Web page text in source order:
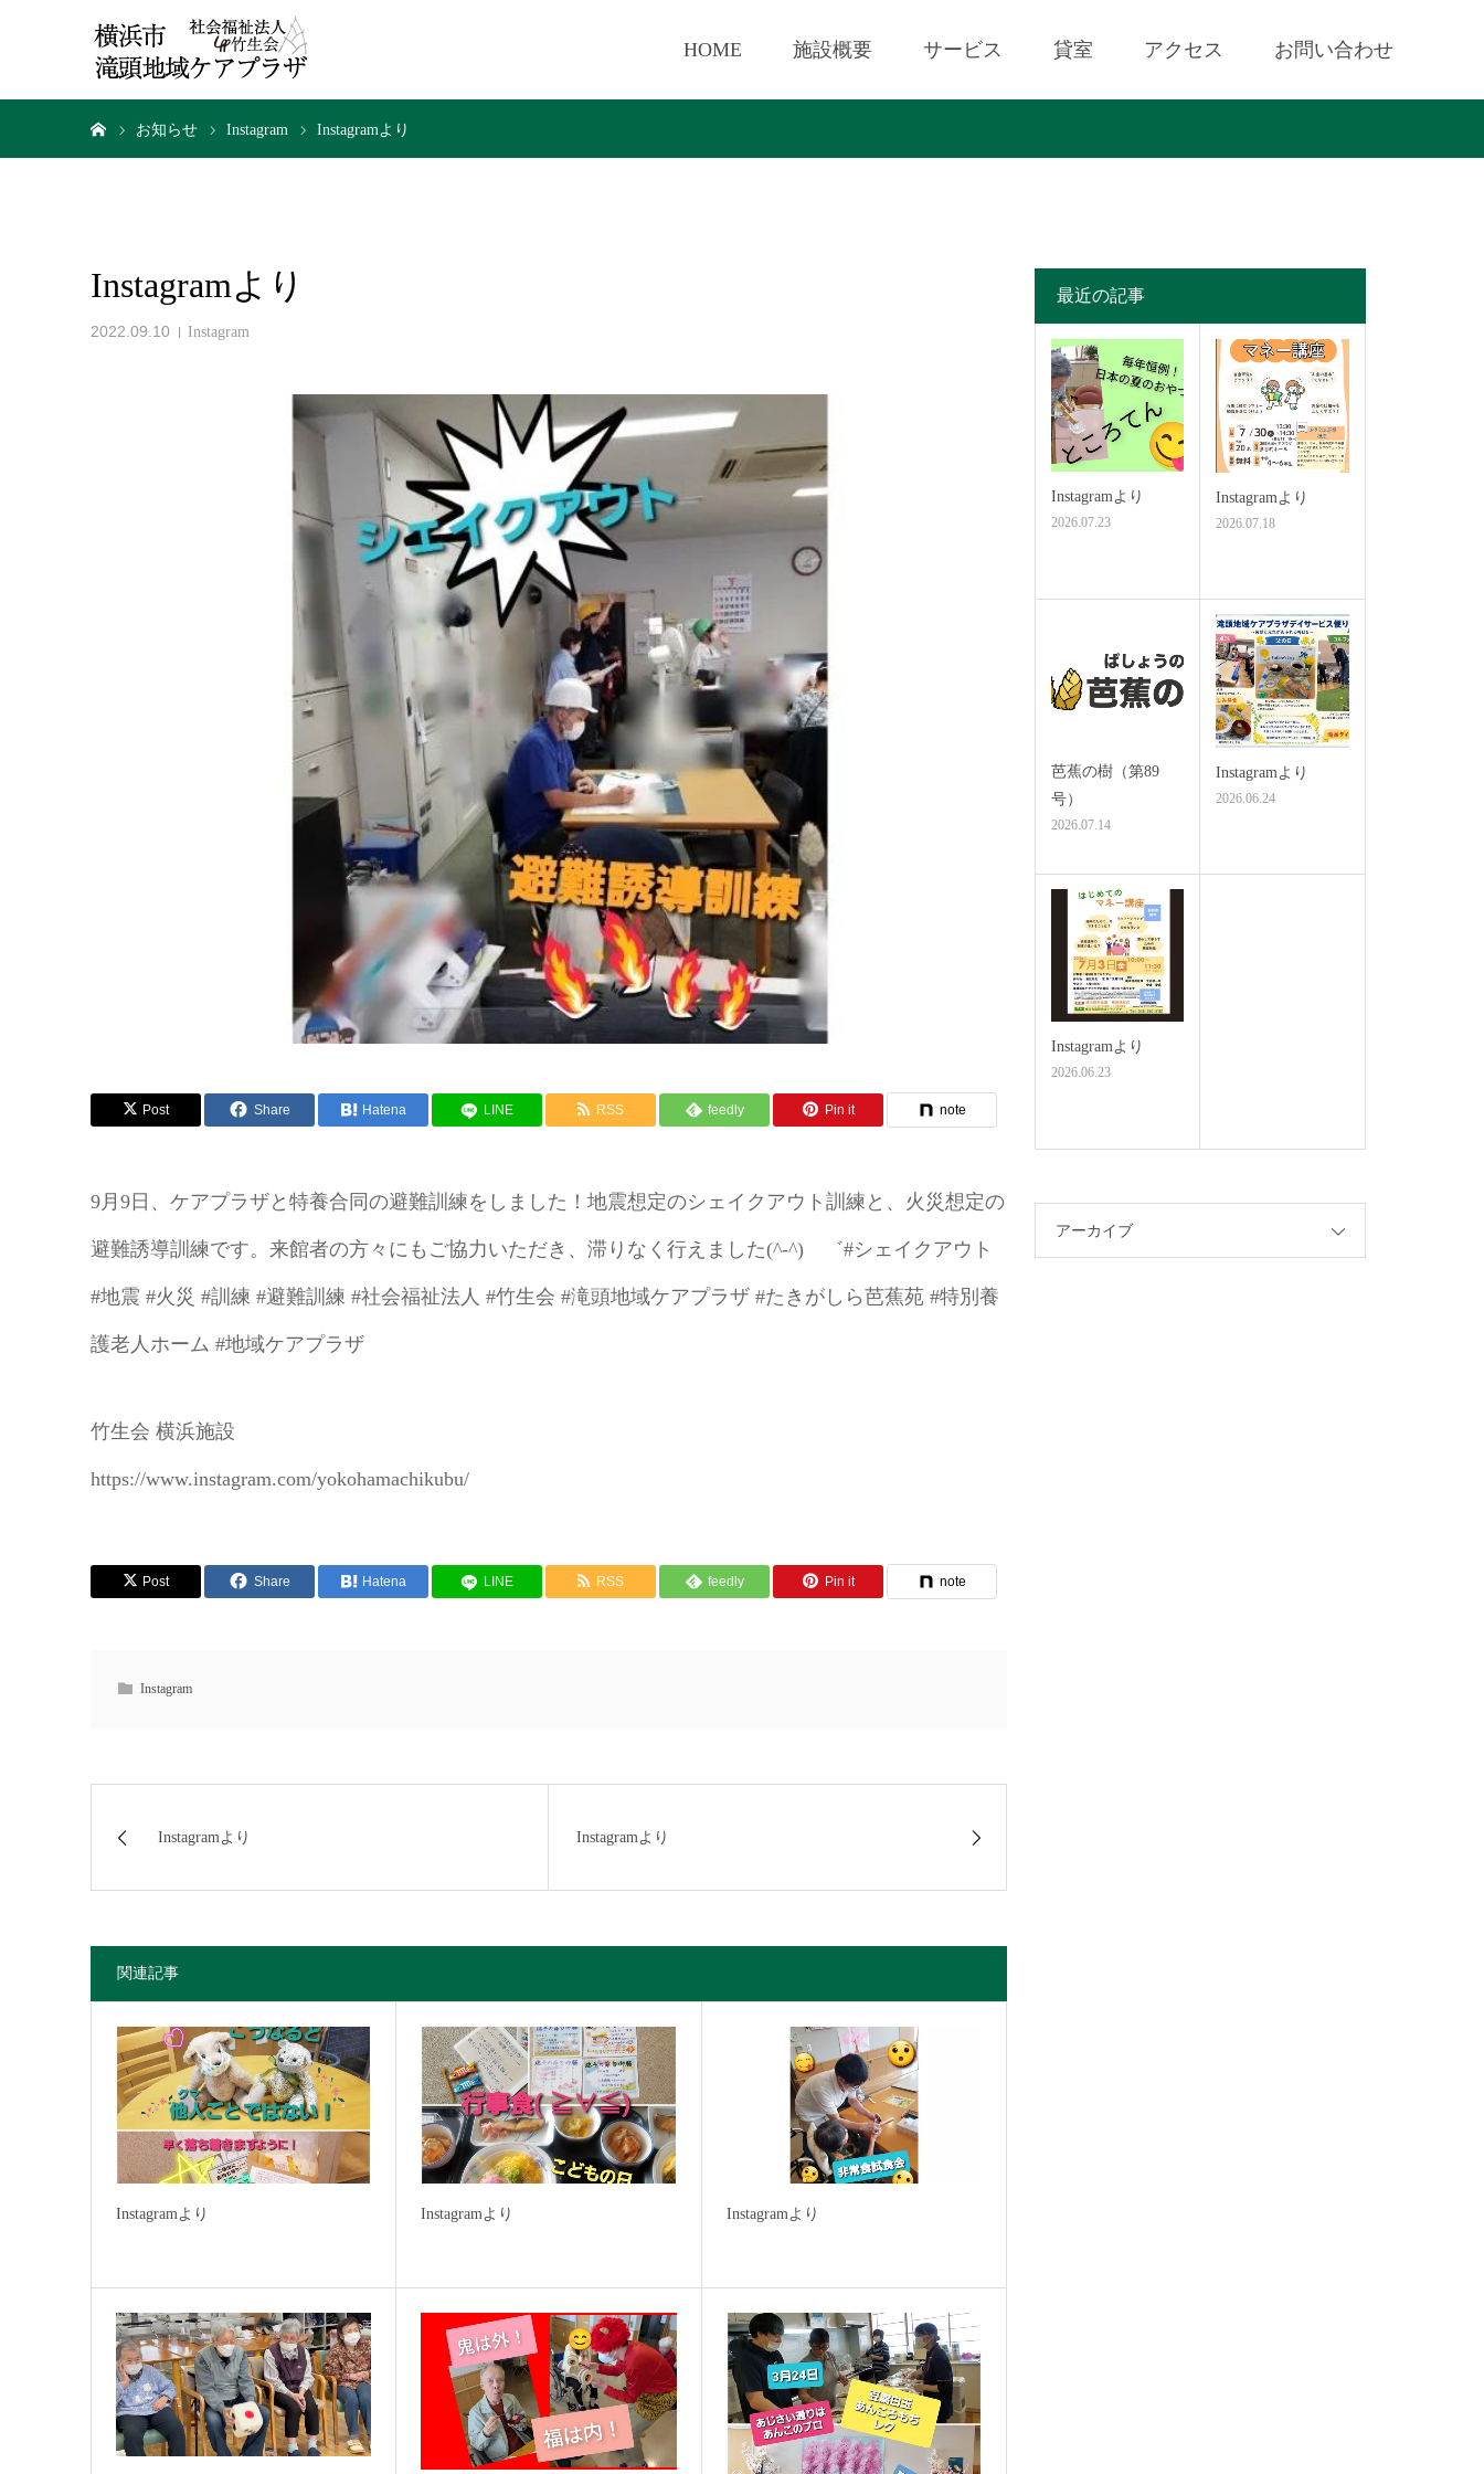
HOME 施設概要 サービス 貸室 アクセス お問い合わせ
お知らせ Instagram Instagramより
Instagramより
2022.09.10 Instagram
Post Share Hatena LINE RSS feedly Pin it note
9月9日、ケアプラザと特養合同の避難訓練をしました！地震想定のシェイクアウト訓練と、火災想定の
避難誘導訓練です。来館者の方々にもご協力いただき、滞りなく行えました(^-^)ゝ゛#シェイクアウト
#地震 #火災 #訓練 #避難訓練 #社会福祉法人 #竹生会 #滝頭地域ケアプラザ #たきがしら芭蕉苑 #特別養
護老人ホーム #地域ケアプラザ
竹生会 横浜施設
https://www.instagram.com/yokohamachikubu/
Post Share Hatena LINE RSS feedly Pin it note
Instagram
Instagramより Instagramより
関連記事
Instagramより Instagramより Instagramより
最近の記事
Instagramより
2026.07.23
Instagramより
2026.07.18
芭蕉の樹（第89
号）
2026.07.14
Instagramより
2026.06.24
Instagramより
2026.06.23
アーカイブ